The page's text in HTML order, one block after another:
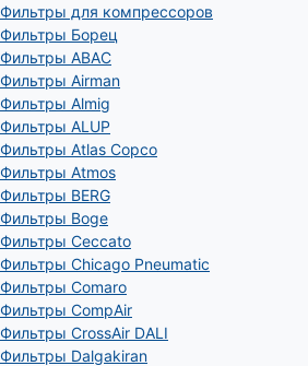
Фильтры для компрессоров
Фильтры Борец
Фильтры ABAC
Фильтры Airman
Фильтры Almig
Фильтры ALUP
Фильтры Atlas Copco
Фильтры Atmos
Фильтры BERG
Фильтры Boge
Фильтры Ceccato
Фильтры Chicago Pneumatic
Фильтры Comaro
Фильтры CompAir
Фильтры CrossAir DALI
Фильтры Dalgakiran